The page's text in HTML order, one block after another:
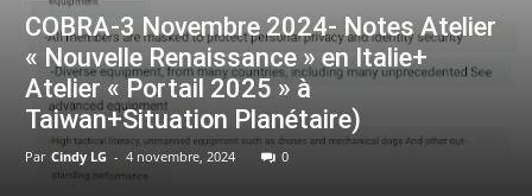
COBRA-3 Novembre 2024- Notes Atelier
« Nouvelle Renaissance » en Italie+
Atelier « Portail 2025 » à
Taiwan+Situation Planétaire)
Par Cindy LG - 4 novembre, 2024 0